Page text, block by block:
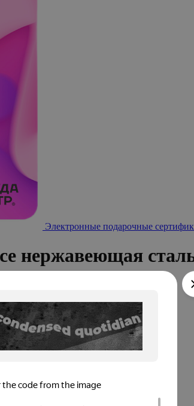
Электронные подарочные
нержавеющая